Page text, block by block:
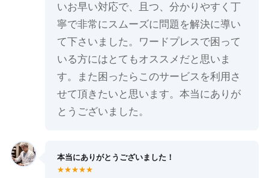
いお早い対応で、且つ、分かりやすく丁
寧で非常にスムーズに問題を解決に導い
て下さいました。ワードプレスで困って
いる方にはとてもオススメだと思いま
す。また困ったらこのサービスを利用さ
せて頂きたいと思います。本当にありが
とうございました。
本当にありがとうございました！
★★★★★